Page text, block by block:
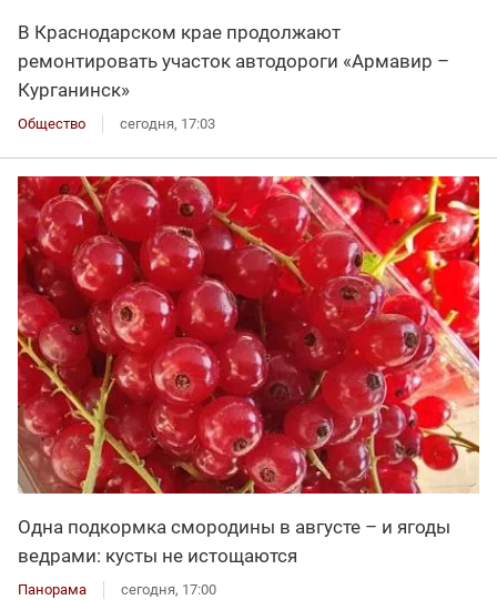
В Краснодарском крае продолжают
ремонтировать участок автодороги «Армавир –
Курганинск»
Общество сегодня, 17:03
Одна подкормка смородины в августе – и ягоды
ведрами: кусты не истощаются
Панорама сегодня, 17:00